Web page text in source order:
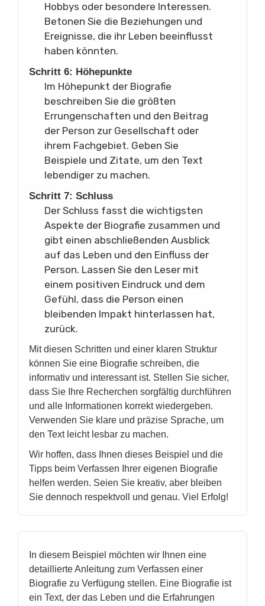
Hobbys oder besondere Interessen.
Betonen Sie die Beziehungen und
Ereignisse, die ihr Leben beeinflusst
haben könnten.
Schritt 6: Höhepunkte
Im Höhepunkt der Biografie
beschreiben Sie die größten
Errungenschaften und den Beitrag
der Person zur Gesellschaft oder
ihrem Fachgebiet. Geben Sie
Beispiele und Zitate, um den Text
lebendiger zu machen.
Schritt 7: Schluss
Der Schluss fasst die wichtigsten
Aspekte der Biografie zusammen und
gibt einen abschließenden Ausblick
auf das Leben und den Einfluss der
Person. Lassen Sie den Leser mit
einem positiven Eindruck und dem
Gefühl, dass die Person einen
bleibenden Impakt hinterlassen hat,
zurück.
Mit diesen Schritten und einer klaren Struktur
können Sie eine Biografie schreiben, die
informativ und interessant ist. Stellen Sie sicher,
dass Sie Ihre Recherchen sorgfältig durchführen
und alle Informationen korrekt wiedergeben.
Verwenden Sie klare und präzise Sprache, um
den Text leicht lesbar zu machen.
Wir hoffen, dass Ihnen dieses Beispiel und die
Tipps beim Verfassen Ihrer eigenen Biografie
helfen werden. Seien Sie kreativ, aber bleiben
Sie dennoch respektvoll und genau. Viel Erfolg!
In diesem Beispiel möchten wir Ihnen eine
detaillierte Anleitung zum Verfassen einer
Biografie zu Verfügung stellen. Eine Biografie ist
ein Text, der das Leben und die Erfahrungen